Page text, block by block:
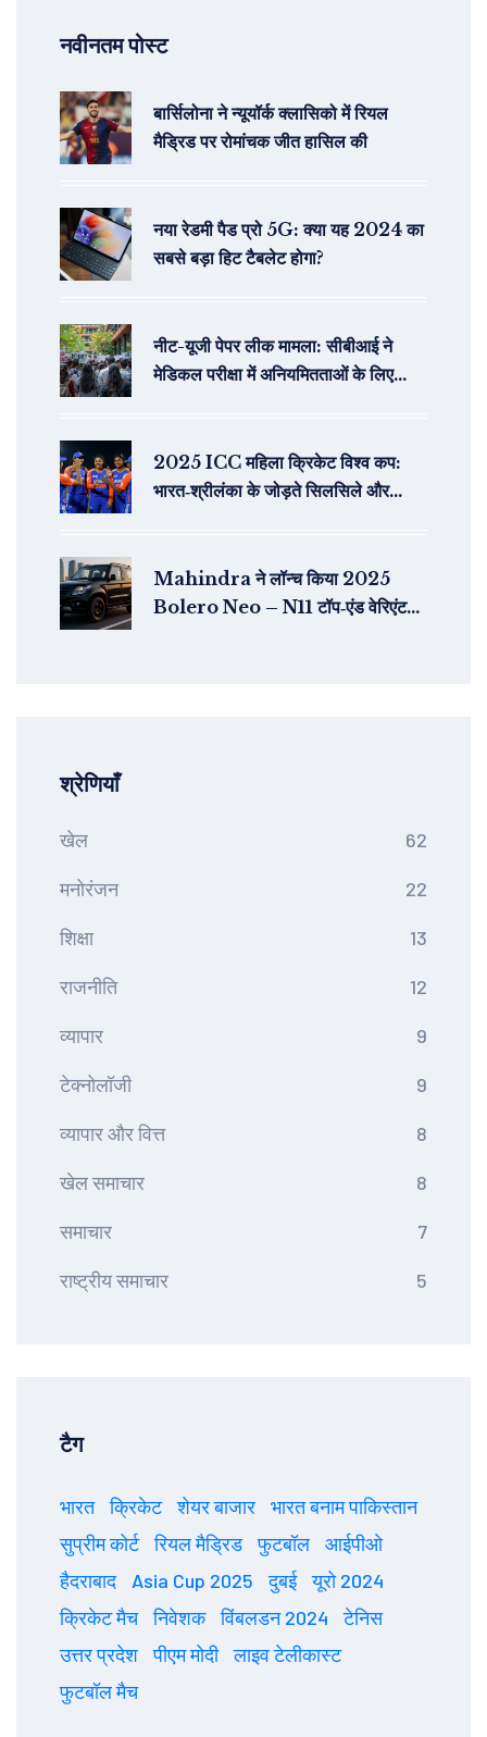
नवीनतम पोस्ट
बार्सिलोना ने न्यूयॉर्क क्लासिको में रियल
मैड्रिड पर रोमांचक जीत हासिल की
नया रेडमी पैड प्रो 5G: क्या यह 2024 का
सबसे बड़ा हिट टैबलेट होगा?
नीट-यूजी पेपर लीक मामला: सीबीआई ने
मेडिकल परीक्षा में अनियमितताओं के लिए
2025 ICC महिला क्रिकेट विश्व कप:
भारत‑श्रीलंका के जोड़ते सिलसिले और
Mahindra ने लॉन्च किया 2025
Bolero Neo – N11 टॉप‑एंड वेरिएंट
श्रेणियाँ
खेल 62
मनोरंजन 22
शिक्षा 13
राजनीति 12
व्यापार 9
टेक्नोलॉजी 9
व्यापार और वित्त 8
खेल समाचार 8
समाचार 7
राष्ट्रीय समाचार 5
टैग
भारत क्रिकेट शेयर बाजार
भारत बनाम पाकिस्तान
सुप्रीम कोर्ट
रियल मैड्रिड फुटबॉल
आईपीओ
हैदराबाद
Asia Cup 2025 दुबई
यूरो 2024
क्रिकेट मैच
निवेशक विंबलडन 2024
टेनिस
उत्तर प्रदेश
पीएम मोदी
लाइव टेलीकास्ट
फुटबॉल मैच